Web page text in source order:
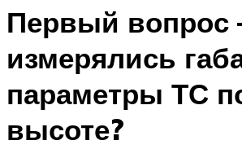
Первый вопрос
измерялись
параметры ТС
высоте?